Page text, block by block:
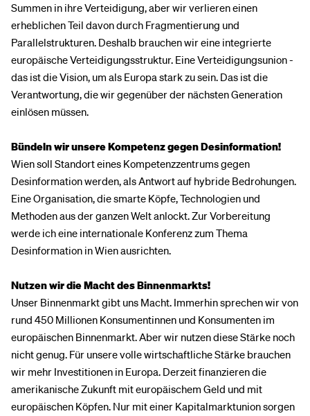
Summen in ihre Verteidigung, aber wir verlieren einen
erheblichen Teil davon durch Fragmentierung und
Parallelstrukturen. Deshalb brauchen wir eine integrierte
europäische Verteidigungsstruktur. Eine Verteidigungsunion -
das ist die Vision, um als Europa stark zu sein. Das ist die
Verantwortung, die wir gegenüber der nächsten Generation
einlösen müssen.
Bündeln wir unsere Kompetenz gegen Desinformation!
Wien soll Standort eines Kompetenzzentrums gegen
Desinformation werden, als Antwort auf hybride Bedrohungen.
Eine Organisation, die smarte Köpfe, Technologien und
Methoden aus der ganzen Welt anlockt. Zur Vorbereitung
werde ich eine internationale Konferenz zum Thema
Desinformation in Wien ausrichten.
Nutzen wir die Macht des Binnenmarkts!
Unser Binnenmarkt gibt uns Macht. Immerhin sprechen wir von
rund 450 Millionen Konsumentinnen und Konsumenten im
europäischen Binnenmarkt. Aber wir nutzen diese Stärke noch
nicht genug. Für unsere volle wirtschaftliche Stärke brauchen
wir mehr Investitionen in Europa. Derzeit finanzieren die
amerikanische Zukunft mit europäischem Geld und mit
europäischen Köpfen. Nur mit einer Kapitalmarktunion sorgen